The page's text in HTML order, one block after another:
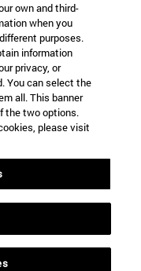
own and third-
when you
purposes.
information
privacy, or
You can select the
all. This banner
the two options.
please visit